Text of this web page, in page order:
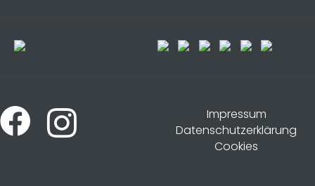
Impressum
Datenschutzerklärung
Cookies